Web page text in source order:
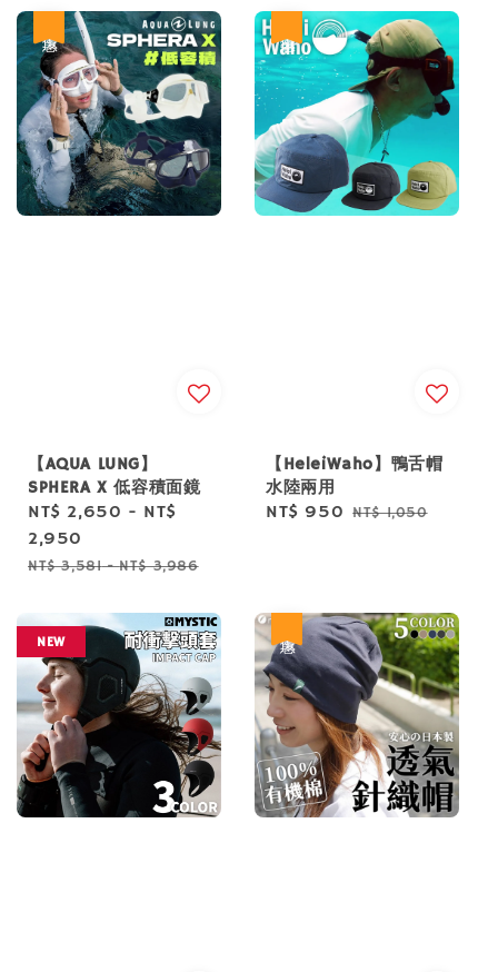
【AQUA LUNG】
SPHERA X 低容積面鏡
Sale
price
NT$ 2,650 - NT$
2,950
Regular
NT$ 3,581-NT$ 3,986
【HeleiWaho】鴨舌帽
水陸兩用
Sale
NT$ 950 Regular
NT$ 1,050
NEW